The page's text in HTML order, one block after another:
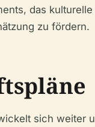
das
zu fördern.
sich weiter